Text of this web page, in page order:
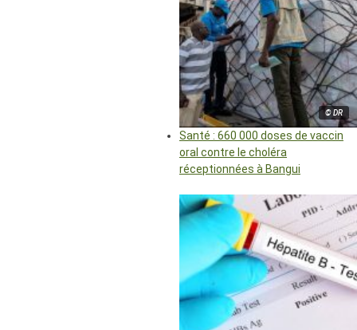
© DR
Santé : 660 000 doses de vaccin
oral contre le choléra
réceptionnées à Bangui